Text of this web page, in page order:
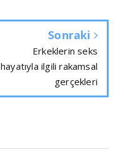
Sonraki
Erkeklerin seks
hayatıyla ilgili rakamsal
gerçekleri